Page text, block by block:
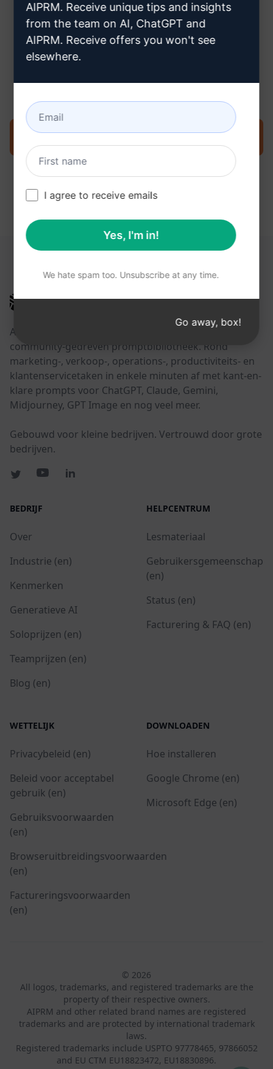
Stap 3: Gebruik de prompt in uw
Claude
Probeer de prompt nu op Claude
AIPRM
AIPRM is een tool voor promptbeheer en een
community-gedreven promptbibliotheek. Rond
marketing-, verkoop-, operations-, productiviteits- en
klantenservicetaken in enkele minuten af met kant-en-
klare prompts voor ChatGPT, Claude, Gemini,
Midjourney, GPT Image en nog veel meer.
Gebouwd voor kleine bedrijven. Vertrouwd door grote
bedrijven.
BEDRIJF
Over
Industrie (en)
Kenmerken
Generatieve AI
Soloprijzen (en)
Teamprijzen (en)
Blog (en)
HELPCENTRUM
Lesmateriaal
Gebruikersgemeenschap
(en)
Status (en)
Facturering & FAQ (en)
WETTELIJK
Privacybeleid (en)
Beleid voor acceptabel
gebruik (en)
Gebruiksvoorwaarden
(en)
Browseruitbreidingsvoorwaarden
(en)
Factureringsvoorwaarden
(en)
DOWNLOADEN
Hoe installeren
Google Chrome (en)
Microsoft Edge (en)
© 2026
All logos, trademarks, and registered trademarks are the
property of their respective owners.
AIPRM and other related brand names are registered
trademarks and are protected by international trademark
laws.
Registered trademarks include USPTO 97778465, 97866052
and EU CTM EU18823472, EU18830896.
AIPRM. Receive unique tips and insights
from the team on AI, ChatGPT and
AIPRM. Receive offers you won't see
elsewhere.
I agree to receive emails
Yes, I'm in!
We hate spam too. Unsubscribe at any time.
Go away, box!